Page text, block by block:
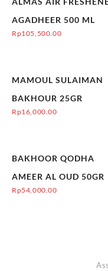
AGADHEER 500 ML
Rp105,500.00
MAMOUL SULAIMAN
BAKHOUR 25GR
Rp16,000.00
BAKHOOR QODHA
AMEER AL OUD 50GR
Rp54,000.00